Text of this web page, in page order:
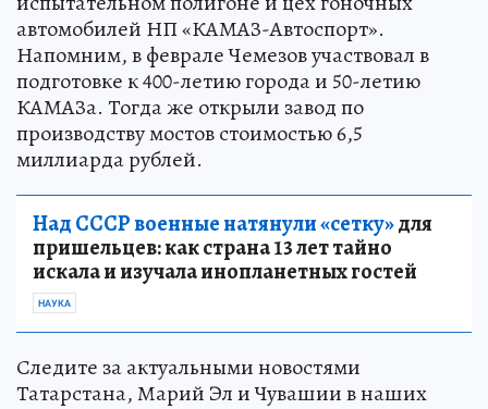
автомобилей НП «КАМАЗ-Автоспорт».
Напомним, в феврале Чемезов участвовал в
подготовке к 400-летию города и 50-летию
КАМАЗа. Тогда же открыли завод по
производству мостов стоимостью 6,5
миллиарда рублей.
Над СССР военные натянули «сетку»для
пришельцев: как страна 13 лет тайно
искала и изучала инопланетных гостей
НАУКА
Следите за актуальными новостями
Татарстана, Марий Эл и Чувашии в наших